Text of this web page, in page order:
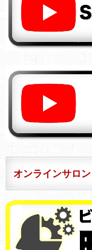
オンラインサロン